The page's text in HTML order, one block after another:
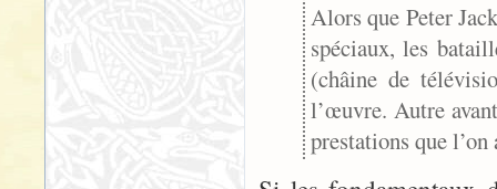
Alors que Peter
spéciaux, les
(châine de
l’œuvre. Autre
prestations que